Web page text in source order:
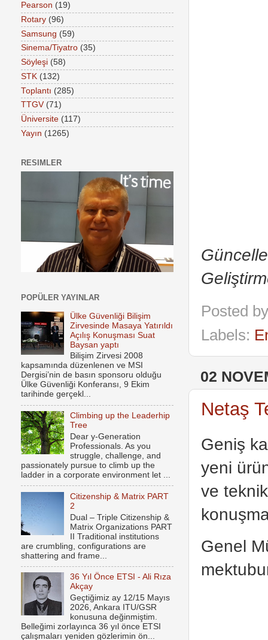
Posted
Labels:
02
Netaş
Geniş
yeni
ve
Genel
Pearson (19)
Rotary (96)
Samsung (59)
Sinema/Tiyatro (35)
Söyleşi (58)
STK (132)
Toplantı (285)
TTGV (71)
Üniversite (117)
Yayın (1265)
RESIMLER
POPÜLER YAYINLAR
Ülke Güvenliği Bilişim
Zirvesinde Masaya Yatırıldı
Açılış Konuşması Suat
Baysan yaptı
Bilişim Zirvesi 2008
kapsamında düzenlenen ve MSI
Dergisi’nin de basın sponsoru olduğu
Ülke Güvenliği Konferansı, 9 Ekim
tarihinde gerçekl...
Climbing up the Leaderhip
Tree
Dear y-Generation
Professionals. As you
struggle, challenge, and
passionately pursue to climb up the
ladder in a corporate environment let ...
Citizenship & Matrix PART
2
Dual – Triple Citizenship &
Matrix Organizations PART
II Traditional institutions
are crumbling, configurations are
shattering and frame...
36 Yıl Önce ETSI - Ali Rıza
Akçay
Geçtiğimiz ay 12/15 Mayıs
2026, Ankara ITU/GSR
konusuna değinmiştim.
Belleğimi zorlayınca 36 yıl önce ETSI
çalışmaları yeniden gözlerimin ön...